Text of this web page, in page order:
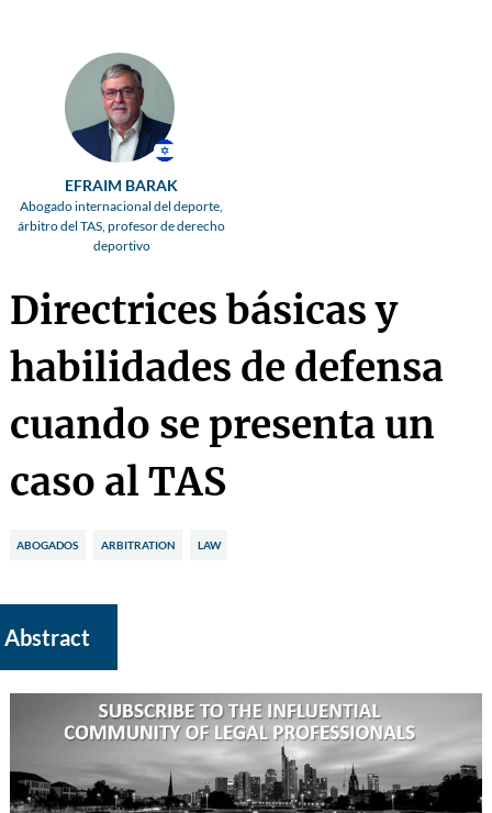
EFRAIM BARAK
Abogado internacional del deporte,
árbitro del TAS, profesor de derecho
deportivo
Directrices básicas y
habilidades de defensa
cuando se presenta un
caso al TAS
ABOGADOS ARBITRATION LAW
Abstract